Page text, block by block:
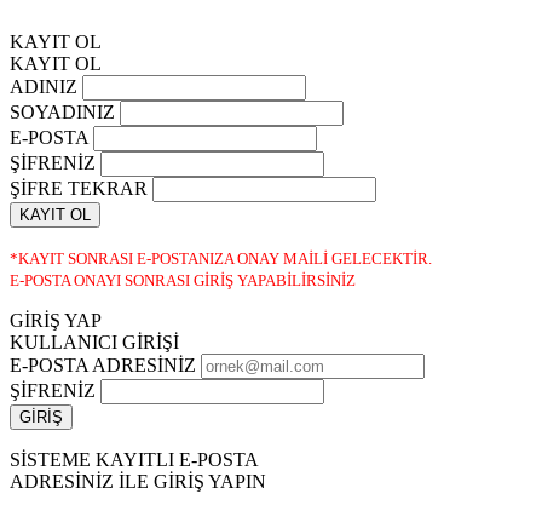
KAYIT OL
KAYIT OL
ADINIZ
SOYADINIZ
E-POSTA
ŞİFRENİZ
ŞİFRE TEKRAR
KAYIT OL
*KAYIT SONRASI E-POSTANIZA ONAY MAİLİ GELECEKTİR.
E-POSTA ONAYI SONRASI GİRİŞ YAPABİLİRSİNİZ
GİRİŞ YAP
KULLANICI GİRİŞİ
E-POSTA ADRESİNİZ
ŞİFRENİZ
SİSTEME KAYITLI E-POSTA
ADRESİNİZ İLE GİRİŞ YAPIN